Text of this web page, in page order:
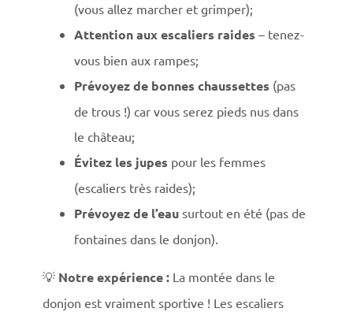
(vous allez marcher et grimper);
Attention aux escaliers raides – tenez-
vous bien aux rampes;
Prévoyez de bonnes chaussettes (pas
de trous !) car vous serez pieds nus dans
le château;
Évitez les jupes pour les femmes
(escaliers très raides);
Prévoyez de l’eausurtout en été (pas de
fontaines dans le donjon).
💡 Notre expérience :La montée dans le
donjon est vraiment sportive ! Les escaliers